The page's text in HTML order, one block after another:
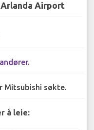
Airport
.
Mitsubishi søkte.
å leie: